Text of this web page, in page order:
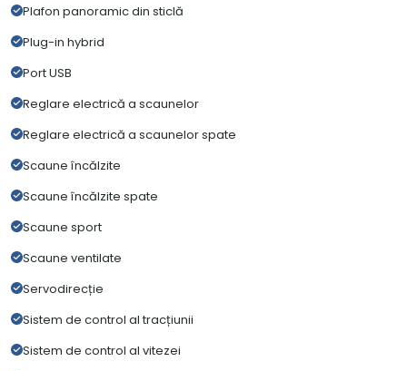
Plafon panoramic din sticlă
Plug-in hybrid
Port USB
Reglare electrică a scaunelor
Reglare electrică a scaunelor spate
Scaune încălzite
Scaune încălzite spate
Scaune sport
Scaune ventilate
Servodirecție
Sistem de control al tracțiunii
Sistem de control al vitezei